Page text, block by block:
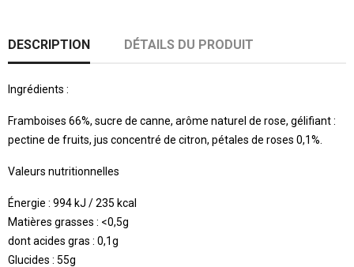
DESCRIPTION DÉTAILS DU PRODUIT
Ingrédients :
Framboises 66%, sucre de canne, arôme naturel de rose, gélifiant :
pectine de fruits, jus concentré de citron, pétales de roses 0,1%.
Valeurs nutritionnelles
Énergie : 994 kJ / 235 kcal
Matières grasses : <0,5g
dont acides gras : 0,1g
Glucides : 55g